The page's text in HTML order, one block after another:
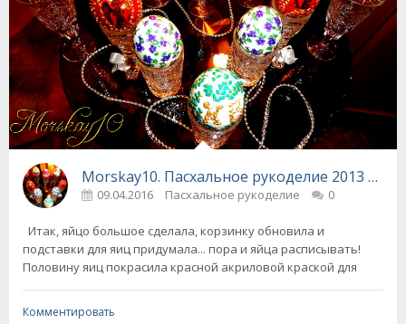
Morskay10. Пасхальное рукоделие 2013 года.
09.04.2016 Пасхальное рукоделие 0
Итак, яйцо большое сделала, корзинку обновила и
подставки для яиц придумала... пора и яйца расписывать!
Половину яиц покрасила красной акриловой краской для
Комментировать